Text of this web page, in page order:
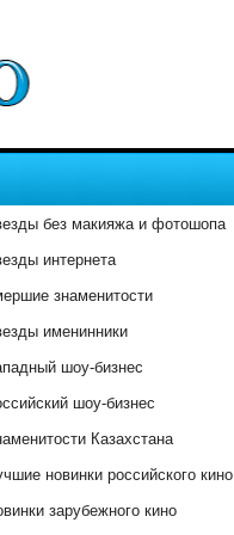
без макияжа и фотошопа
интернета
знаменитости
именинники
шоу-бизнес
шоу-бизнес
Казахстана
новинки российского кино
зарубежного кино